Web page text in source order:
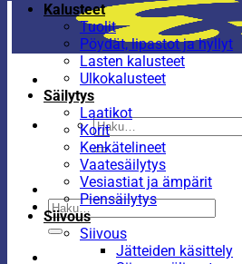
Etsi:
Etsi:
Kalusteet
Tuolit
Pöydät, lipastot ja hyllyt
Lasten kalusteet
Ulkokalusteet
Säilytys
Laatikot
Korit
Kenkätelineet
Vaatesäilytys
Vesiastiat ja ämpärit
Piensäilytys
Siivous
Siivous
Jätteiden käsittely